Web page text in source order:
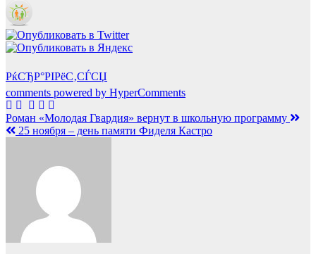
РќСЂР°РІРёС‚СЃСЏ
comments powered by HyperComments
Навигация
по
Роман «Молодая Гвардия» вернут в школьную программу
25 ноября – день памяти Фиделя Кастро